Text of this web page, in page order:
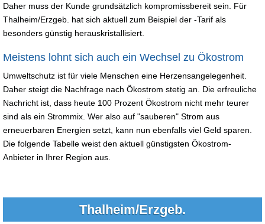
Daher muss der Kunde grundsätzlich kompromissbereit sein. Für
Thalheim/Erzgeb. hat sich aktuell zum Beispiel der -Tarif als
besonders günstig herauskristallisiert.
Meistens lohnt sich auch ein Wechsel zu Ökostrom
Umweltschutz ist für viele Menschen eine Herzensangelegenheit.
Daher steigt die Nachfrage nach Ökostrom stetig an. Die erfreuliche
Nachricht ist, dass heute 100 Prozent Ökostrom nicht mehr teurer
sind als ein Strommix. Wer also auf "sauberen" Strom aus
erneuerbaren Energien setzt, kann nun ebenfalls viel Geld sparen.
Die folgende Tabelle weist den aktuell günstigsten Ökostrom-
Anbieter in Ihrer Region aus.
Thalheim/Erzgeb.